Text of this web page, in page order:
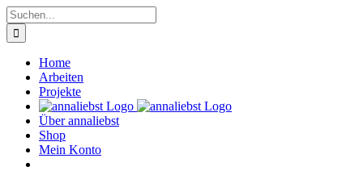
Zum
Inhalt
springen
Suche
nach:
Home
Arbeiten
Projekte
Über annaliebst
Shop
Mein Konto